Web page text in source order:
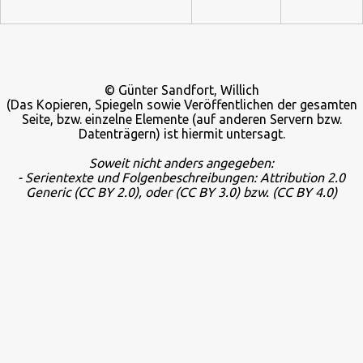
© Günter Sandfort, Willich
(Das Kopieren, Spiegeln sowie Veröffentlichen der gesamten
Seite, bzw. einzelne Elemente (auf anderen Servern bzw.
Datenträgern) ist hiermit untersagt.
Soweit nicht anders angegeben:
- Serientexte und Folgenbeschreibungen: Attribution 2.0
Generic (CC BY 2.0), oder (CC BY 3.0) bzw. (CC BY 4.0)